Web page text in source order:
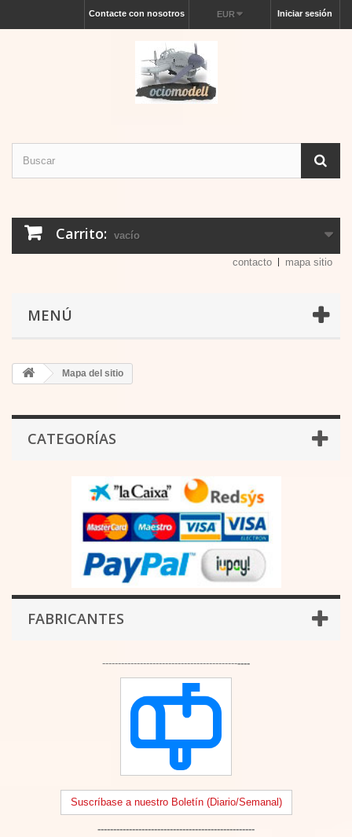
Iniciar sesión
EUR
Contacte con nosotros
Carrito: vacío
contacto mapa sitio
MENÚ
Mapa del sitio
CATEGORÍAS
FABRICANTES
-----------------------------------------------
Suscríbase a nuestro Boletín (Diario/Semanal)
--------------------------------------------------